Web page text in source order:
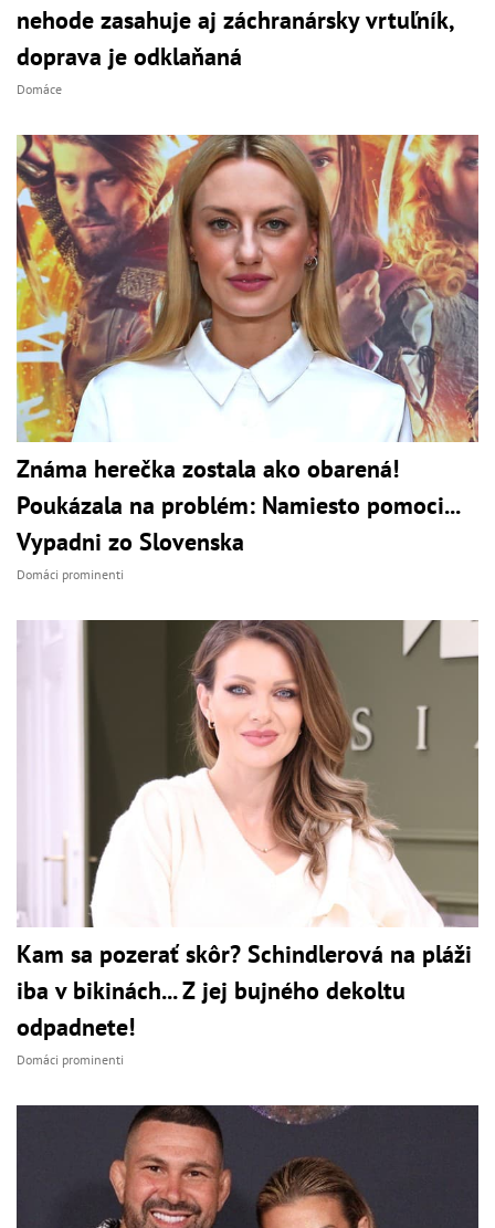
nehode zasahuje aj záchranársky vrtuľník,
doprava je odklaňaná
Domáce
Známa herečka zostala ako obarená!
Poukázala na problém: Namiesto pomoci...
Vypadni zo Slovenska
Domáci prominenti
Kam sa pozerať skôr? Schindlerová na pláži
iba v bikinách... Z jej bujného dekoltu
odpadnete!
Domáci prominenti